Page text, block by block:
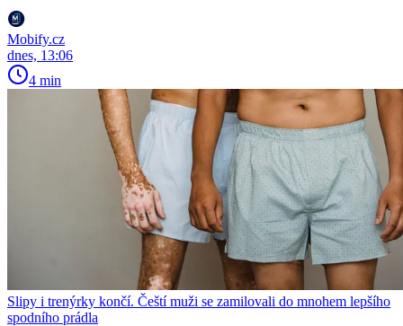
Mobify.cz
dnes, 13:06
4 min
Slipy i trenýrky končí. Čeští muži se zamilovali do mnohem lepšího
spodního prádla